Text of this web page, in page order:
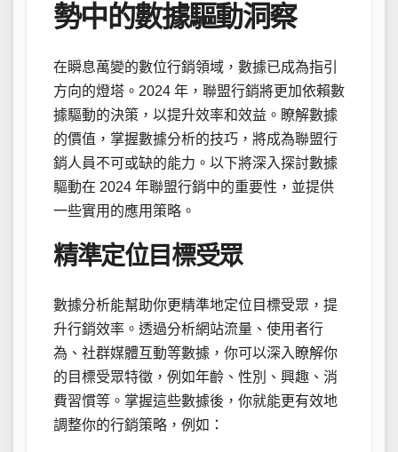
勢中的數據驅動洞察
在瞬息萬變的數位行銷領域，數據已成為指引
方向的燈塔。2024 年，聯盟行銷將更加依賴數
據驅動的決策，以提升效率和效益。瞭解數據
的價值，掌握數據分析的技巧，將成為聯盟行
銷人員不可或缺的能力。以下將深入探討數據
驅動在 2024 年聯盟行銷中的重要性，並提供
一些實用的應用策略。
精準定位目標受眾
數據分析能幫助你更精準地定位目標受眾，提
升行銷效率。透過分析網站流量、使用者行
為、社群媒體互動等數據，你可以深入瞭解你
的目標受眾特徵，例如年齡、性別、興趣、消
費習慣等。掌握這些數據後，你就能更有效地
調整你的行銷策略，例如：